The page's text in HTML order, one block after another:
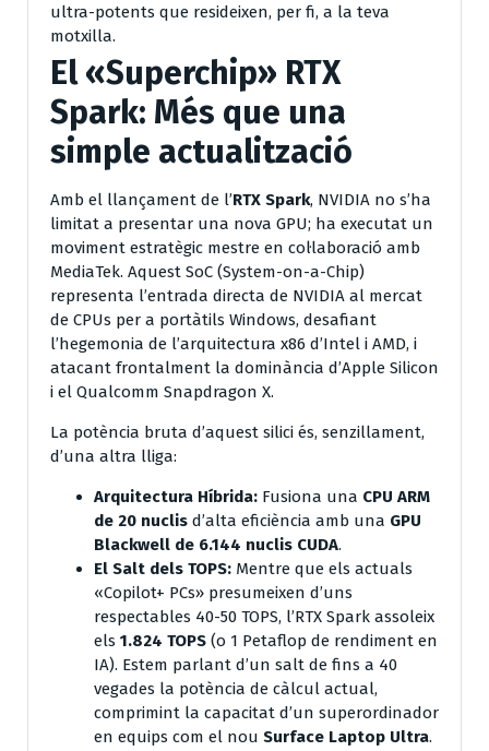
ultra-potents que resideixen, per fi, a la teva
motxilla.
El «Superchip» RTX
Spark: Més que una
simple actualització
Amb el llançament de l’RTX Spark, NVIDIA no s’ha
limitat a presentar una nova GPU; ha executat un
moviment estratègic mestre en col·laboració amb
MediaTek. Aquest SoC (System-on-a-Chip)
representa l’entrada directa de NVIDIA al mercat
de CPUs per a portàtils Windows, desafiant
l’hegemonia de l’arquitectura x86 d’Intel i AMD, i
atacant frontalment la dominància d’Apple Silicon
i el Qualcomm Snapdragon X.
La potència bruta d’aquest silici és, senzillament,
d’una altra lliga:
Arquitectura Híbrida: Fusiona una CPU ARM
de 20 nuclis d’alta eficiència amb una GPU
Blackwell de 6.144 nuclis CUDA.
El Salt dels TOPS: Mentre que els actuals
«Copilot+ PCs» presumeixen d’uns
respectables 40-50 TOPS, l’RTX Spark assoleix
els 1.824 TOPS (o 1 Petaflop de rendiment en
IA). Estem parlant d’un salt de fins a 40
vegades la potència de càlcul actual,
comprimint la capacitat d’un superordinador
en equips com el nou Surface Laptop Ultra.